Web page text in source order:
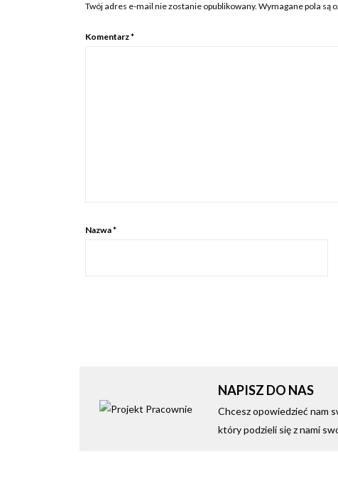
Twój adres e-mail nie zostanie opublikowany. Wymagane pola są
Komentarz*
Nazwa*
NAPISZ DO NAS
Chcesz opowiedzieć nam
który podzieli się z nami